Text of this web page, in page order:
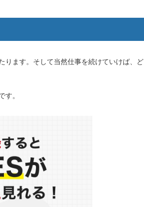
ります。そして当然仕事を続けていけば、ど
。